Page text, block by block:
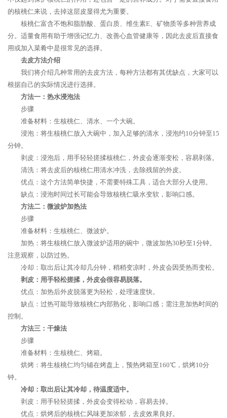
的核桃仁来说，去掉这层皮显得尤为重要。
核桃仁富含不饱和脂肪酸、蛋白质、维生素E、矿物质等多种营养成
分。适量食用有助于增强记忆力、改善心血管健康等，因此去皮后直接食
用或加入菜肴中是很常见的选择。
去皮方法介绍
我们将介绍几种常用的去皮方法，每种方法都有其优缺点，大家可以
根据自己的实际情况进行选择。
方法一：热水浸泡法
步骤
准备材料：生核桃仁、清水、一个大碗。
浸泡：将生核桃仁放入大碗中，加入足够的清水，浸泡约10分钟至15
分钟。
剥皮：浸泡后，用手轻轻搓揉核桃仁，外皮会逐渐变松，容易剥落。
清洗：将去皮后的核桃仁用清水冲洗，去除残留的外皮。
优点：这个方法简单快捷，不需要特殊工具，适合大部分人使用。
缺点：浸泡时间过长可能会导致核桃仁吸水变软，影响口感。
方法二：微波炉加热法
步骤
准备材料：生核桃仁、微波炉。
加热：将生核桃仁放入微波炉适用的碗中，微波加热30秒至1分钟。
注意观察，以防过热。
冷却：取出后让其冷却几分钟，稍稍变凉时，外皮会因受热而变松。
剥皮：用手轻松搓揉，外皮会很容易脱落。
优点：加热后外皮脱落更为轻松，处理速度快。
缺点：过热可能导致核桃仁内部熟化，影响口感；需注意加热时间的
控制。
方法三：干燥法
步骤
准备材料：生核桃仁、烤箱。
烘烤：将生核桃仁均匀铺在烤盘上，预热烤箱至160℃，烘烤10分
钟。
冷却：取出后让其冷却，待温度适中。
剥皮：用手轻轻搓揉，外皮会变得松动，容易去掉。
优点：烘烤后的核桃仁风味更加浓郁，去皮效果良好。